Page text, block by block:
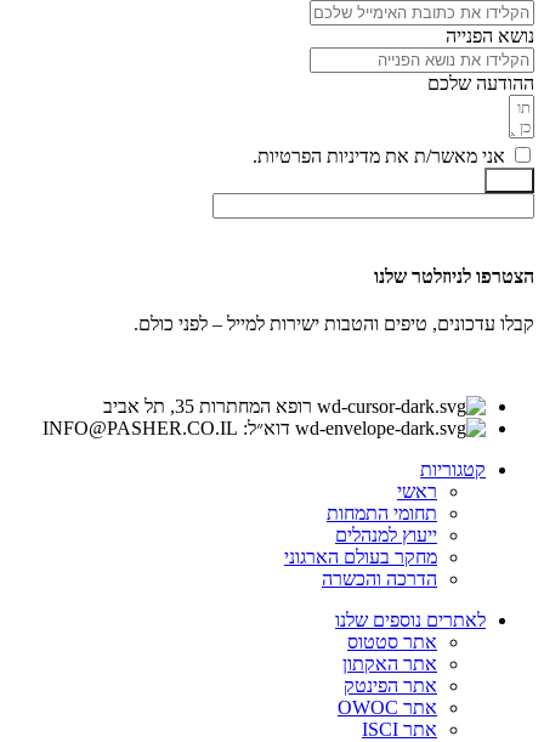
נושא הפנייה
ההודעה שלכם
אני מאשר/ת את מדיניות הפרטיות.
הצטרפו לניוזלטר שלנו
קבלו עדכונים, טיפים והטבות ישירות למייל – לפני כולם.
רופא המחתרות 35, תל אביב
דוא״ל: INFO@PASHER.CO.IL
קטגוריות
ראשי
תחומי התמחות
ייעוץ למנהלים
מחקר בעולם הארגוני
הדרכה והכשרה
לאתרים נוספים שלנו
אתר סטטוס
אתר האקתון
אתר הפינטק
אתר OWOC
אתר ISCI